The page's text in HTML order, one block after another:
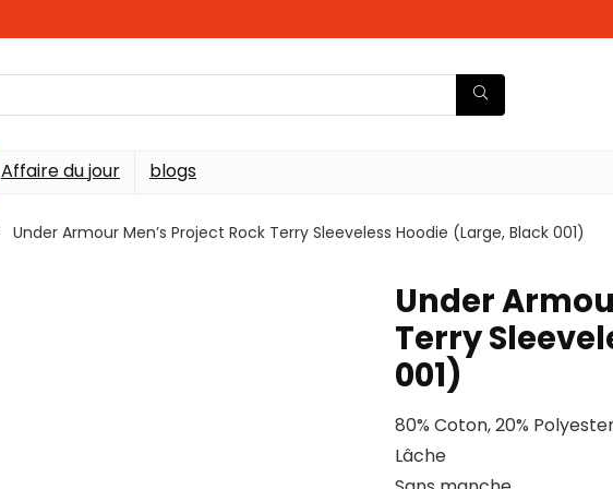
Affaire du jour blogs
Under Armour Men’s Project Rock Terry Sleeveless Hoodie (Large, Black 001)
Under
Terry
001)
80% Coton, 20%
Lâche